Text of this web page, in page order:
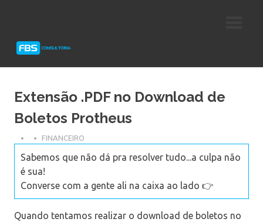
Protheus
Extensão .PDF no Download de
Boletos Protheus
FINANCEIRO
Sabemos que não dá pra resolver tudo...a culpa não
é sua!
Converse com a gente ali na caixa ao lado 👉
Quando tentamos realizar o download de boletos no